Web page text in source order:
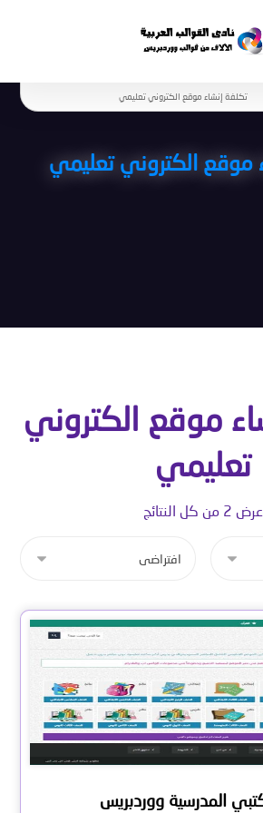
تكلفة إنشاء موقع الكتروني تعليمي
موقع الكتروني تعليمي
موقع الكتروني
تعليمي
عرض ⁦2⁩ من كل النتائج
المدرسية ووردبريس